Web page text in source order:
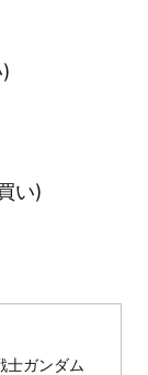
い)
士ガンダム